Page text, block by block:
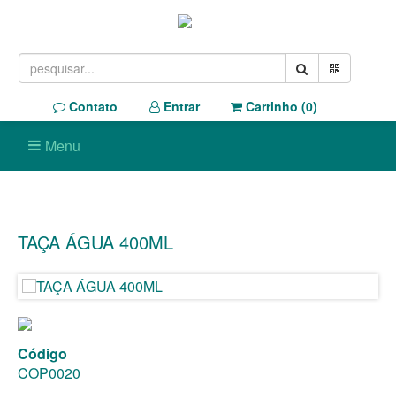
Contato Entrar Carrinho (0)
Menu
TAÇA ÁGUA 400ML
Código
COP0020